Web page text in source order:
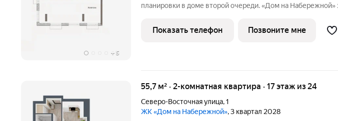
+ 5
планировки в доме второй очереди. «Дом на Набережной» это
отмеченный архитектурной премией «Искусство строить».
Собственная благоустроенная
Показать телефон Позвоните мне
55,7 м² · 2-комнатная квартира · 17 этаж из 24
Северо-Восточная улица,1
ЖК «Дом на Набережной», 3 квартал 2028